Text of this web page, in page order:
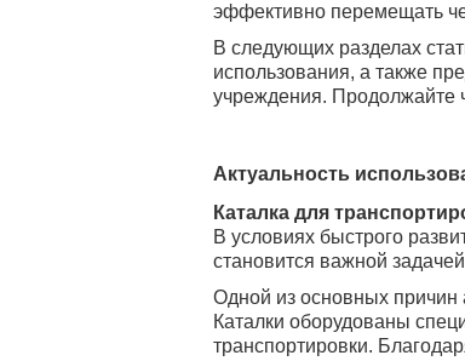
эффективно перемещать
В следующих разделах
использования, а также
учреждения. Продолжайте
Актуальность
Каталка для
В условиях быстрого
становится важной
Одной из основных причин
Каталки оборудованы
транспортировки.